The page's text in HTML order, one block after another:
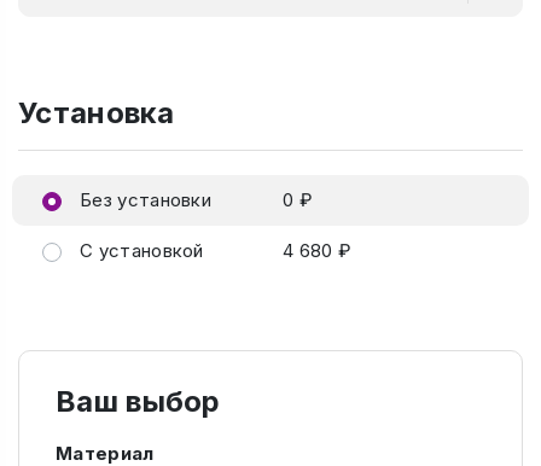
Установка
Без установки 0 ₽
С установкой 4 680 ₽
Ваш выбор
Материал